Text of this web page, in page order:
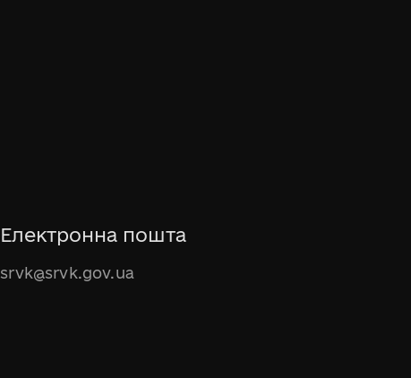
Електронна пошта
srvk@srvk.gov.ua